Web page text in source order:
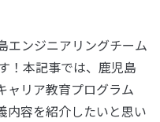
エンジニアリングチーム
！本記事では、鹿児島
ャリア教育プログラム
内容を紹介したいと思い